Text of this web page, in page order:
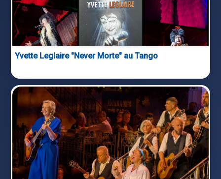
Yvette Leglaire "Never Morte" au Tango